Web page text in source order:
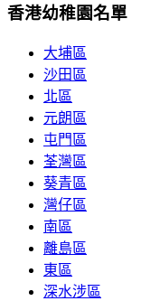
香港幼稚園名單
大埔區
沙田區
北區
元朗區
屯門區
荃灣區
葵青區
灣仔區
南區
離島區
東區
深水涉區